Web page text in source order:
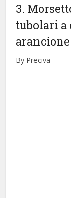
3.
tubolari a
arancione
By Preciva